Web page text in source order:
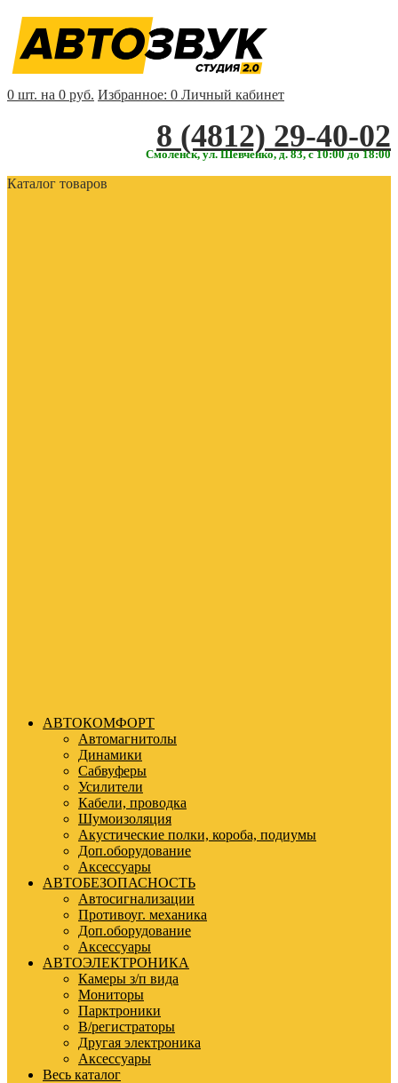
0 шт. на 0 руб. Избранное: 0 Личный кабинет
‎‎8 (4812) 29-40-02
Смоленск, ул. Шевченко, д. 83, с 10:00 до 18:00
Каталог товаров
АВТОКОМФОРТ
Автомагнитолы
Динамики
Сабвуферы
Усилители
Кабели, проводка
Шумоизоляция
Акустические полки, короба, подиумы
Доп.оборудование
Аксессуары
АВТОБЕЗОПАСНОСТЬ
Автосигнализации
Противоуг. механика
Доп.оборудование
Аксессуары
АВТОЭЛЕКТРОНИКА
Камеры з/п вида
Мониторы
Парктроники
В/регистраторы
Другая электроника
Аксессуары
Весь каталог